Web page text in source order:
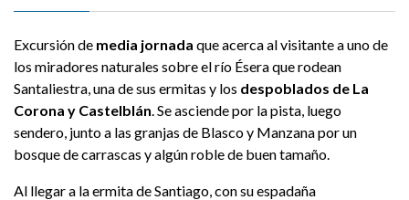
Excursión de media jornada que acerca al visitante a uno de
los miradores naturales sobre el río Ésera que rodean
Santaliestra, una de sus ermitas y los despoblados de La
Corona y Castelblán . Se asciende por la pista, luego
sendero, junto a las granjas de Blasco y Manzana por un
bosque de carrascas y algún roble de buen tamaño.
Al llegar a la ermita de Santiago, con su espadaña